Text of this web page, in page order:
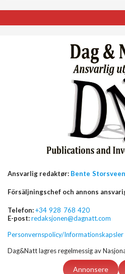
Ansvarlig redaktør: Bente
Försäljningschef och annons
Telefon:+34 928 768 420
E-post:redaksjonen@dagnatt.com
Personvernspolicy/Informationskapsler
Dag&Natt lagres regelmessig av
Annonsere